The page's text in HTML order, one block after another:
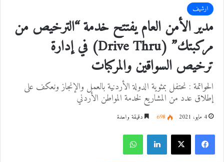
ارشيف
مدير الأمن العام يفتتح خدمة “الترخيص من
مركبتك” (Drive Thru) في إدارة
ترخيص السواقين والمركبات
الحواتمة : نحتفل بمئوية الدولة الأردنية بالعمل والإنجاز ونعكف على
إطلاق عدد من المشاريع لخدمة المواطن الأردني
4 مايو، 2021 698 دقيقة واحدة
فيسبوك